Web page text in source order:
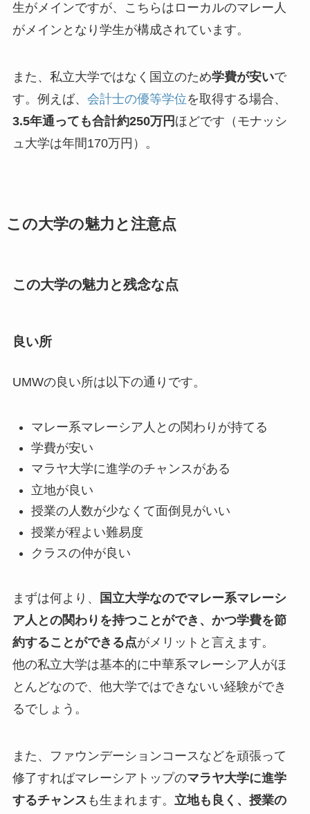
生がメインですが、こちらはローカルのマレー人
がメインとなり学生が構成されています。
また、私立大学ではなく国立のため学費が安いで
す。例えば、 会計士の優等学位を取得する場合、
3.5年通っても合計約250万円 ほどです（モナッシ
ュ大学は年間170万円）。
この大学の魅力と注意点
この大学の魅力と残念な点
良い所
UMWの良い所は以下の通りです。
マレー系マレーシア人との関わりが持てる
学費が安い
マラヤ大学に進学のチャンスがある
立地が良い
授業の人数が少なくて面倒見がいい
授業が程よい難易度
クラスの仲が良い
まずは何より、
国立大学なのでマレー系マレーシ
ア人との関わりを持つことができ、かつ学費を節
約することができる点がメリットと言えます。
他の私立大学は基本的に中華系マレーシア人がほ
とんどなので、他大学ではできないい経験ができ
るでしょう。
また、ファウンデーションコースなどを頑張って
修了すればマレーシアトップのマラヤ大学に進学
するチャンス も生まれます。 立地も良く、授業の